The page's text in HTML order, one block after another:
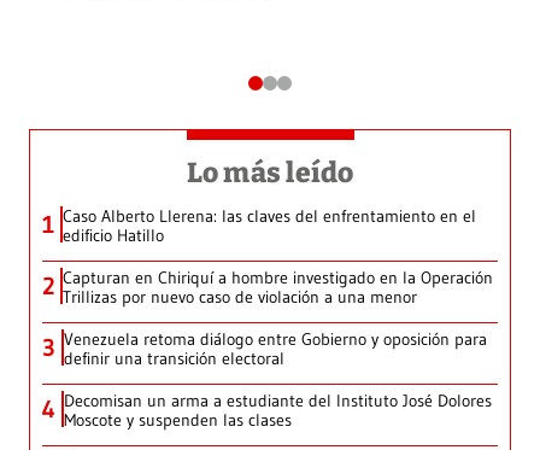
Lo más leído
1 Caso Alberto Llerena: las claves del enfrentamiento en el
edificio Hatillo
2 Capturan en Chiriquí a hombre investigado en la Operación
Trillizas por nuevo caso de violación a una menor
3 Venezuela retoma diálogo entre Gobierno y oposición para
definir una transición electoral
4 Decomisan un arma a estudiante del Instituto José Dolores
Moscote y suspenden las clases